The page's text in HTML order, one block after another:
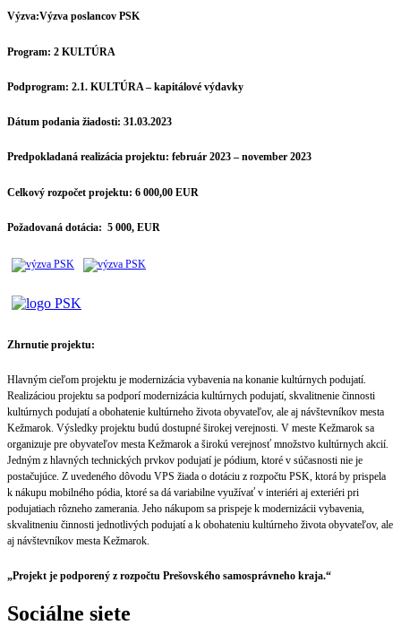
Výzva:Výzva poslancov PSK
Program: 2 KULTÚRA
Podprogram: 2.1. KULTÚRA – kapitálové výdavky
Dátum podania žiadosti: 31.03.2023
Predpokladaná realizácia projektu: február 2023 – november 2023
Celkový rozpočet projektu: 6 000,00 EUR
Požadovaná dotácia: 5 000, EUR
Zhrnutie projektu:
Hlavným cieľom projektu je modernizácia vybavenia na konanie kultúrnych podujatí.
Realizáciou projektu sa podporí modernizácia kultúrnych podujatí, skvalitnenie činnosti
kultúrnych podujatí a obohatenie kultúrneho života obyvateľov, ale aj návštevníkov mesta
Kežmarok. Výsledky projektu budú dostupné širokej verejnosti. V meste Kežmarok sa
organizuje pre obyvateľov mesta Kežmarok a širokú verejnosť množstvo kultúrnych akcií.
Jedným z hlavných technických prvkov podujatí je pódium, ktoré v súčasnosti nie je
postačujúce. Z uvedeného dôvodu VPS žiada o dotáciu z rozpočtu PSK, ktorá by prispela
k nákupu mobilného pódia, ktoré sa dá variabilne využívať v interiéri aj exteriéri pri
podujatiach rôzneho zamerania. Jeho nákupom sa prispeje k modernizácii vybavenia,
skvalitneniu činnosti jednotlivých podujatí a k obohateniu kultúrneho života obyvateľov, ale
aj návštevníkov mesta Kežmarok.
„Projekt je podporený z rozpočtu Prešovského samosprávneho kraja.“
Sociálne siete